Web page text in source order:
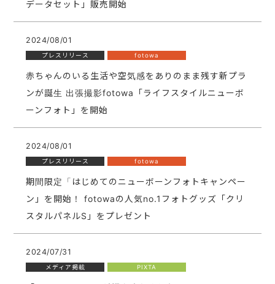
データセット」販売開始
2024/08/01
プレスリリース fotowa
赤ちゃんのいる生活や空気感をありのまま残す新プラ
ンが誕生 出張撮影fotowa「ライフスタイルニューボ
ーンフォト」を開始
2024/08/01
プレスリリース fotowa
期間限定「はじめてのニューボーンフォトキャンペー
ン」を開始！ fotowaの人気no.1フォトグッズ「クリ
スタルパネルS」をプレゼント
2024/07/31
メディア掲載 PIXTA